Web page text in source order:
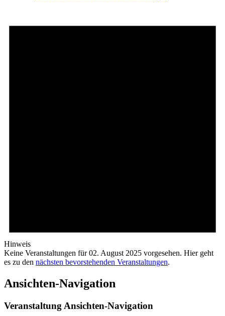
Hinweis
Keine Veranstaltungen für 02. August 2025 vorgesehen. Hier geht
es zu den nächsten bevorstehenden Veranstaltungen.
Ansichten-Navigation
Veranstaltung Ansichten-Navigation